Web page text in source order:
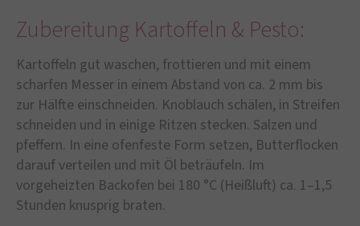
Zubereitung Kartoffeln & Pesto:
Kartoffeln gut waschen, frottieren und mit einem
scharfen Messer in einem Abstand von ca. 2 mm bis
zur Hälfte einschneiden. Knoblauch schälen, in Streifen
schneiden und in einige Ritzen stecken. Salzen und
pfeffern. In eine ofenfeste Form setzen, Butterflocken
darauf verteilen und mit Öl beträufeln. Im
vorgeheizten Backofen bei 180 °C (Heißluft) ca. 1–1,5
Stunden knusprig braten.